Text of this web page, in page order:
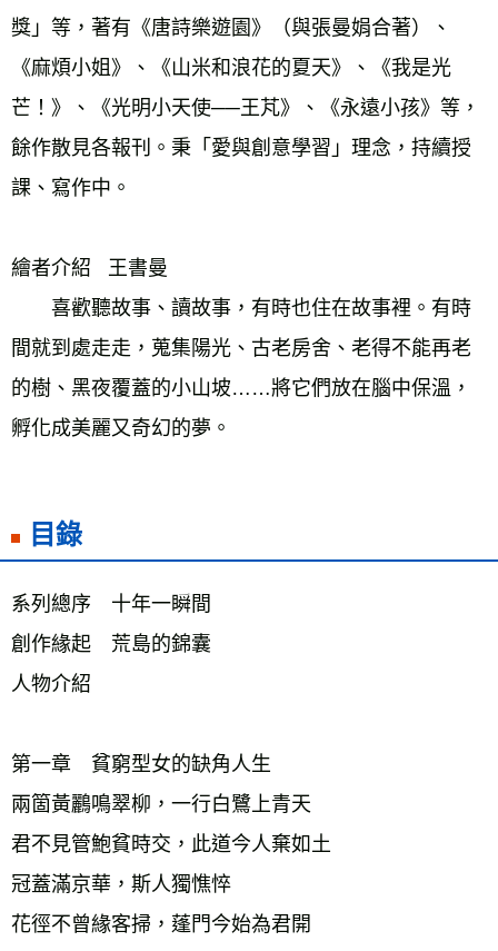
獎」等，著有《唐詩樂遊園》（與張曼娟合著）、
《麻煩小姐》、《山米和浪花的夏天》、《我是光
芒！》、《光明小天使──王芃》、《永遠小孩》等，
餘作散見各報刊。秉「愛與創意學習」理念，持續授
課、寫作中。
繪者介紹   王書曼
喜歡聽故事、讀故事，有時也住在故事裡。有時
間就到處走走，蒐集陽光、古老房舍、老得不能再老
的樹、黑夜覆蓋的小山坡……將它們放在腦中保溫，
孵化成美麗又奇幻的夢。
目錄
系列總序　十年一瞬間
創作緣起　荒島的錦囊
人物介紹
第一章　貧窮型女的缺角人生
兩箇黃鸝鳴翠柳，一行白鷺上青天
君不見管鮑貧時交，此道今人棄如土
冠蓋滿京華，斯人獨憔悴
花徑不曾緣客掃，蓬門今始為君開